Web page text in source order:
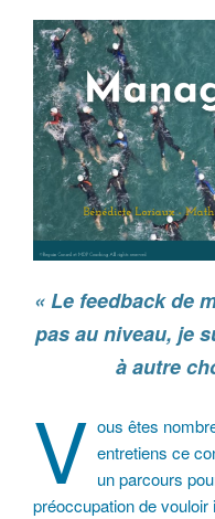
« Le feedback de
pas au niveau, je
à autre
V ous êtes
entretiens ce
un parcours
préoccupation de